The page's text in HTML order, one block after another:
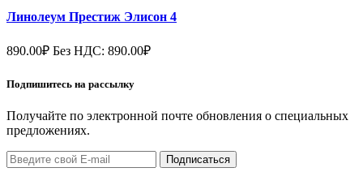
Линолеум Престиж Элисон 4
890.00₽ Без НДС: 890.00₽
Подпишитесь на рассылку
Получайте по электронной почте обновления о специальных
предложениях.
Подписаться